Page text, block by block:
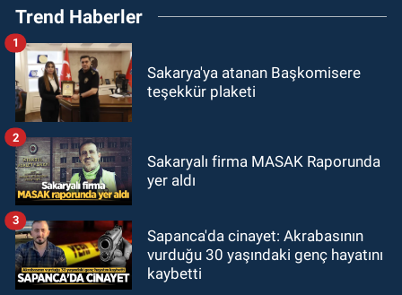
Trend Haberler
Sakarya'ya atanan Başkomisere
teşekkür plaketi
1
Sakaryalı firma MASAK Raporunda
yer aldı
2
Sapanca'da cinayet: Akrabasının
vurduğu 30 yaşındaki genç hayatını
kaybetti
3